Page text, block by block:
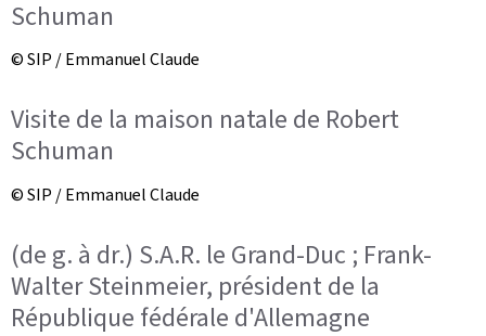
Schuman
© SIP / Emmanuel Claude
Visite de la maison natale de Robert
Schuman
© SIP / Emmanuel Claude
(de g. à dr.) S.A.R. le Grand-Duc ; Frank-
Walter Steinmeier, président de la
République fédérale d'Allemagne